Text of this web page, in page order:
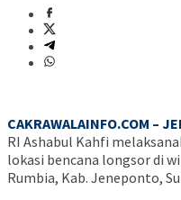
CAKRAWALAINFO.COM –
RI Ashabul Kahfi
lokasi bencana longsor di
Rumbia, Kab. Jeneponto,